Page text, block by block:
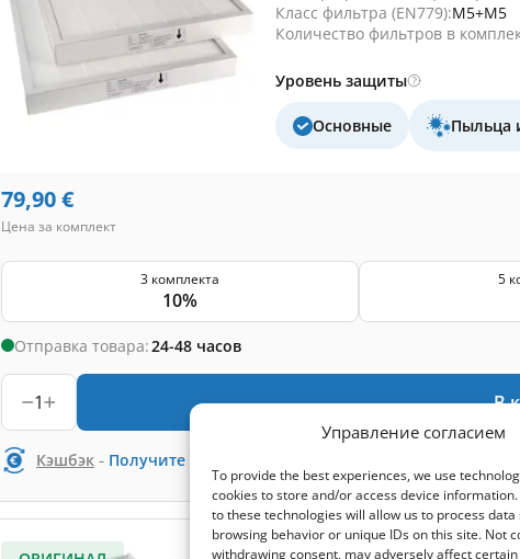
Управление согласием
To provide the best experiences, we use
cookies to store and/or access device
to these technologies will allow us to process data
browsing behavior or unique IDs on this site. Not
withdrawing consent, may adversely affect
Класс фильтра (EN779):M5+M5
Количество фильтров в
Уровень защиты
Основные Пыльца
79,90€
Цена за комплект
3 комплекта
10%
5
Отправка товара:24-48 часов
1 В
Кэшбэк - Получите
(0)